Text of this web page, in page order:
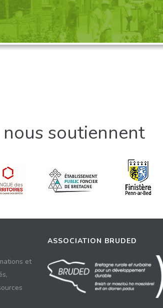
Découvrez nos
nous soutiennent
et
ASSOCIATION BRUDED